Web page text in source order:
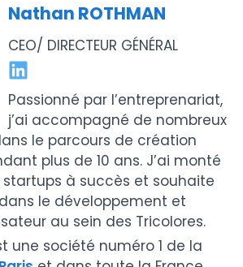
Nathan ROTHMAN
CEO/ DIRECTEUR GÉNÉRAL
Passionné par l’entreprenariat,
j’ai accompagné de nombreux
le parcours de création
plus de 10 ans. J’ai monté
à succès et souhaite
le développement et
au sein des Tricolores.
une société numéro 1 de la